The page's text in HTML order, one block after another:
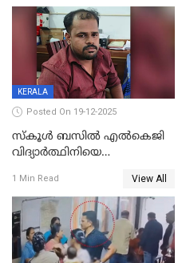
സഹോദരിപുത്രന് ജീവപര്യന്തം
KERALA
Posted On 19-12-2025
സ്കൂൾ ബസിൽ എൽകെജി
വിദ്യാര്‍ത്ഥിനിയെ
ക്ലീനര്‍ പിടിയിൽ
1 Min Read View All